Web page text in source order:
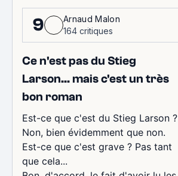
9
Arnaud Malon
164 critiques
Ce n'est pas du Stieg
Larson... mais c'est un très
bon roman
Est-ce que c'est du Stieg Larson ?
Non, bien évidemment que non.
Est-ce que c'est grave ? Pas tant
que cela...